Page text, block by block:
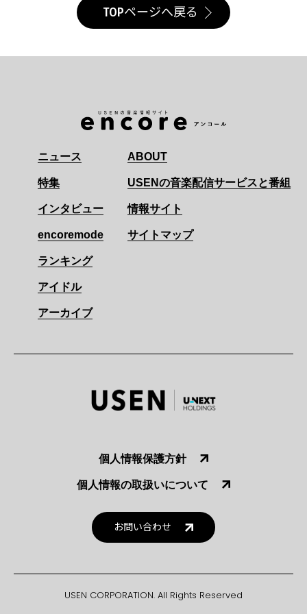
TOPページへ戻る
ニュース
特集
インタビュー
encoremode
ランキング
アイドル
アーカイブ
ABOUT
USENの音楽配信サービスと番組
情報サイト
サイトマップ
個人情報保護方針
個人情報の取扱いについて
お問い合わせ
USEN CORPORATION. All Rights Reserved